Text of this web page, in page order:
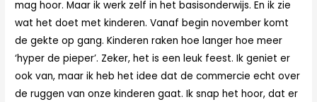
mag hoor. Maar ik werk zelf in het basisonderwijs. En ik zie
wat het doet met kinderen. Vanaf begin november komt
de gekte op gang. Kinderen raken hoe langer hoe meer
‘hyper de pieper’. Zeker, het is een leuk feest. Ik geniet er
ook van, maar ik heb het idee dat de commercie echt over
de ruggen van onze kinderen gaat. Ik snap het hoor, dat er